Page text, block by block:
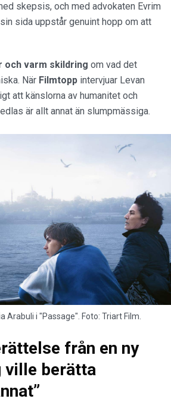
skepsis, och med advokaten Evrim
sida uppstår genuint hopp om att
och varm skildring om vad det
När Filmtopp intervjuar Levan
att känslorna av humanitet och
är allt annat än slumpmässiga.
Arabuli i "Passage". Foto: Triart Film.
från en ny
ville berätta